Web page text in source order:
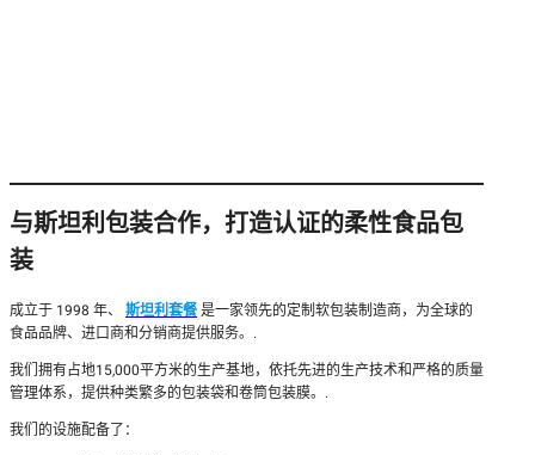
与斯坦利包装合作，打造认证的柔性食品包
装
成立于 1998 年、 斯坦利套餐是一家领先的定制软包装制造商，为全球的
食品品牌、进口商和分销商提供服务。.
我们拥有占地15,000平方米的生产基地，依托先进的生产技术和严格的质量
管理体系，提供种类繁多的包装袋和卷筒包装膜。.
我们的设施配备了：